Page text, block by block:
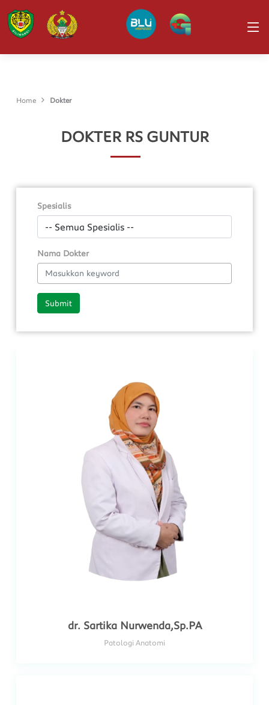
Home Dokter
DOKTER RS GUNTUR
Spesialis
Nama Dokter
Submit
dr. Sartika Nurwenda,Sp.PA
Patologi Anatomi